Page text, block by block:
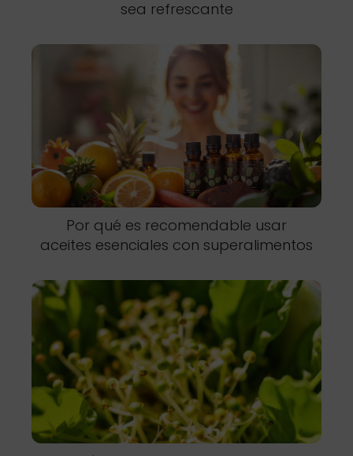
sea refrescante
Por qué es recomendable usar
aceites esenciales con superalimentos